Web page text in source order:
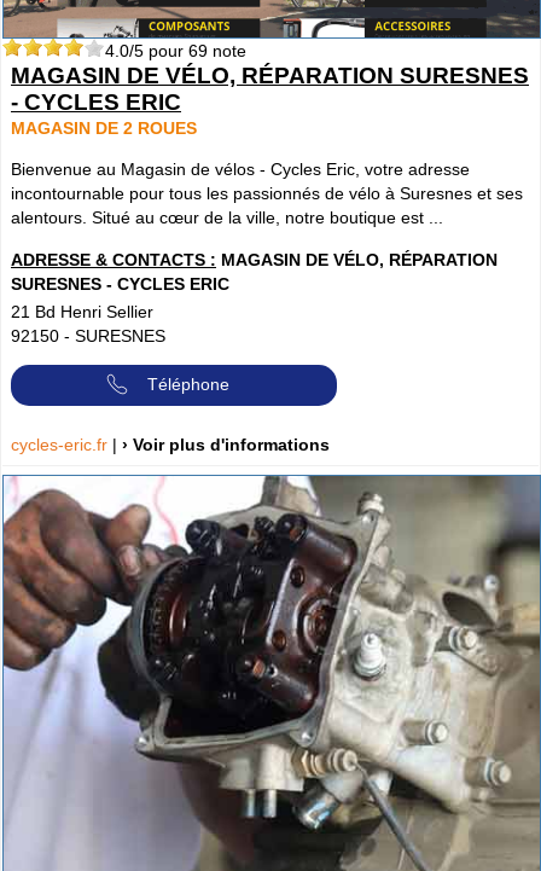
4.0/5 pour 69 note
MAGASIN DE VÉLO, RÉPARATION SURESNES
- CYCLES ERIC
MAGASIN DE 2 ROUES
Bienvenue au Magasin de vélos - Cycles Eric, votre adresse
incontournable pour tous les passionnés de vélo à Suresnes et ses
alentours. Situé au cœur de la ville, notre boutique est ...
ADRESSE & CONTACTS : MAGASIN DE VÉLO, RÉPARATION
SURESNES - CYCLES ERIC
21 Bd Henri Sellier
92150 - SURESNES
Téléphone
cycles-eric.fr | › Voir plus d'informations